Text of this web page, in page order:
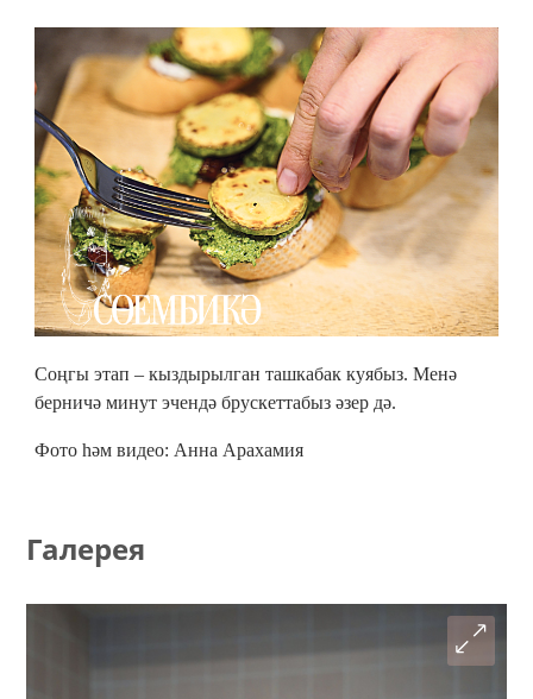
Соңгы этап – кыздырылган ташкабак куябыз. Менә
берничә минут эчендә брускеттабыз әзер дә.
Фото һәм видео: Анна Арахамия
Галерея